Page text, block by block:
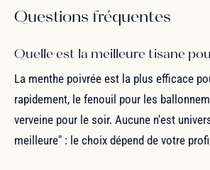
Questions fréquentes
Quelle est la meilleure tisane
La menthe poivrée est la plus efficace
rapidement, le fenouil pour les
verveine pour le soir. Aucune n'est
meilleure" : le choix dépend de votre